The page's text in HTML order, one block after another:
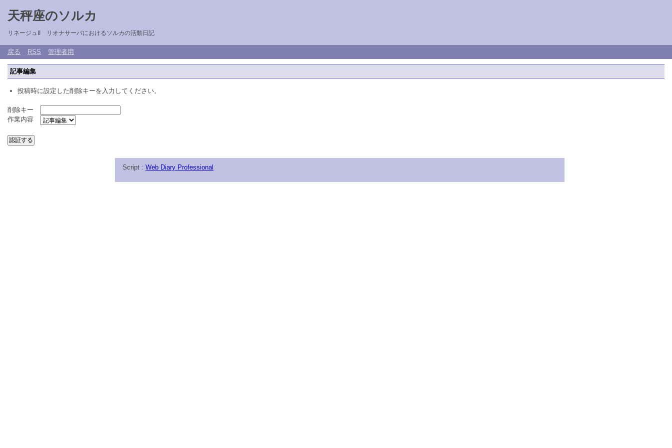
天秤座のソルカ
リネージュII リオナサーバにおけるソルカの活動日記
戻る RSS 管理者用
記事編集
投稿時に設定した削除キーを入力してください。
削除キー
作業内容
Script : Web Diary Professional